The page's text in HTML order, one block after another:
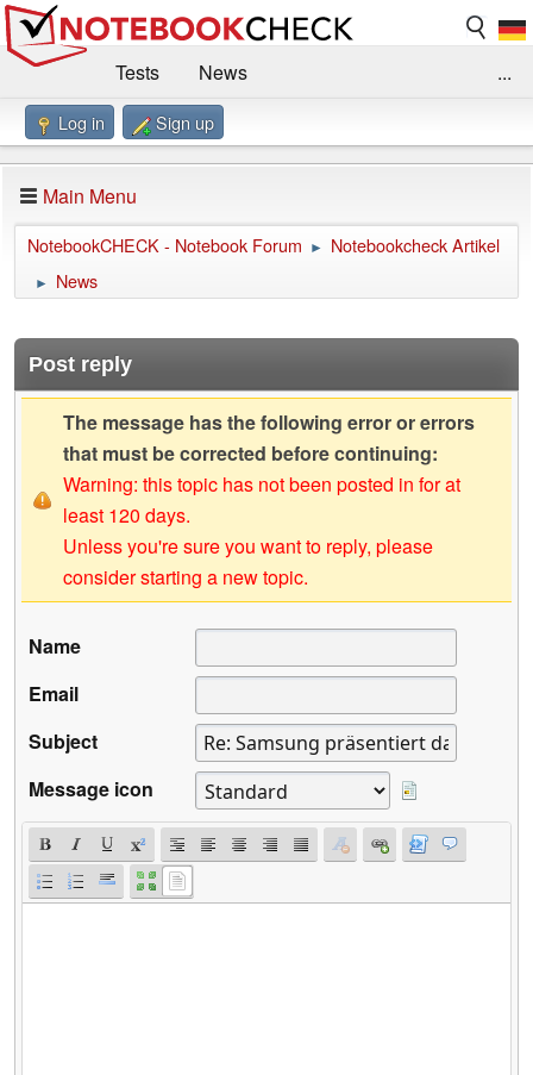
Tests
News
Benchmarks / Technik
Forum
Impressum
...
Log in Sign up
Main Menu
NotebookCHECK - Notebook Forum ► Notebookcheck Artikel
► News
Post reply
The message has the following error or errors
that must be corrected before continuing:
Warning: this topic has not been posted in for at
least 120 days.
Unless you're sure you want to reply, please
consider starting a new topic.
Name
Email
Subject
Message icon